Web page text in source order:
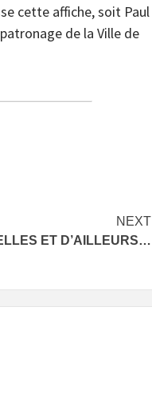
cette affiche, soit Paul
de la Ville de
NEXT
ET D’AILLEURS…